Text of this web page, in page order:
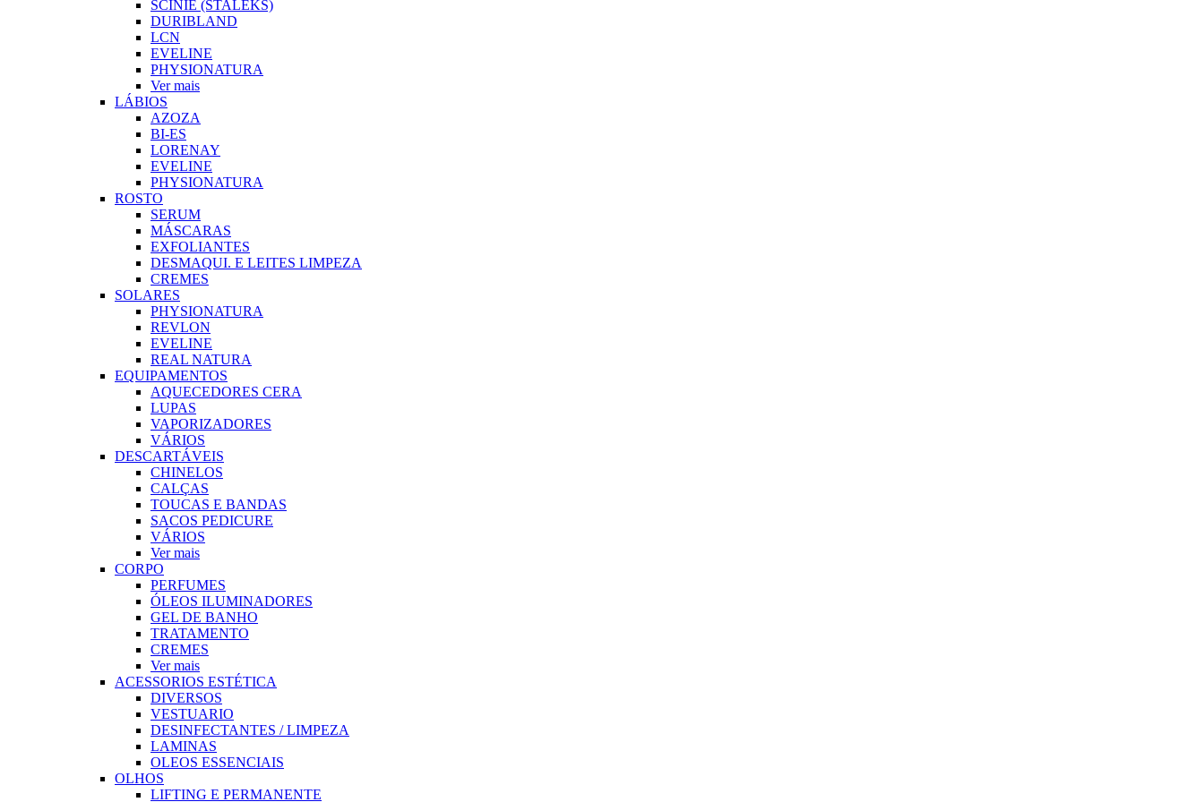
SCINIE (STALEKS)
DURIBLAND
LCN
EVELINE
PHYSIONATURA
Ver mais
LÁBIOS
AZOZA
BI-ES
LORENAY
EVELINE
PHYSIONATURA
ROSTO
SERUM
MÁSCARAS
EXFOLIANTES
DESMAQUI. E LEITES LIMPEZA
CREMES
SOLARES
PHYSIONATURA
REVLON
EVELINE
REAL NATURA
EQUIPAMENTOS
AQUECEDORES CERA
LUPAS
VAPORIZADORES
VÁRIOS
DESCARTÁVEIS
CHINELOS
CALÇAS
TOUCAS E BANDAS
SACOS PEDICURE
VÁRIOS
Ver mais
CORPO
PERFUMES
ÓLEOS ILUMINADORES
GEL DE BANHO
TRATAMENTO
CREMES
Ver mais
ACESSORIOS ESTÉTICA
DIVERSOS
VESTUARIO
DESINFECTANTES / LIMPEZA
LAMINAS
OLEOS ESSENCIAIS
OLHOS
LIFTING E PERMANENTE